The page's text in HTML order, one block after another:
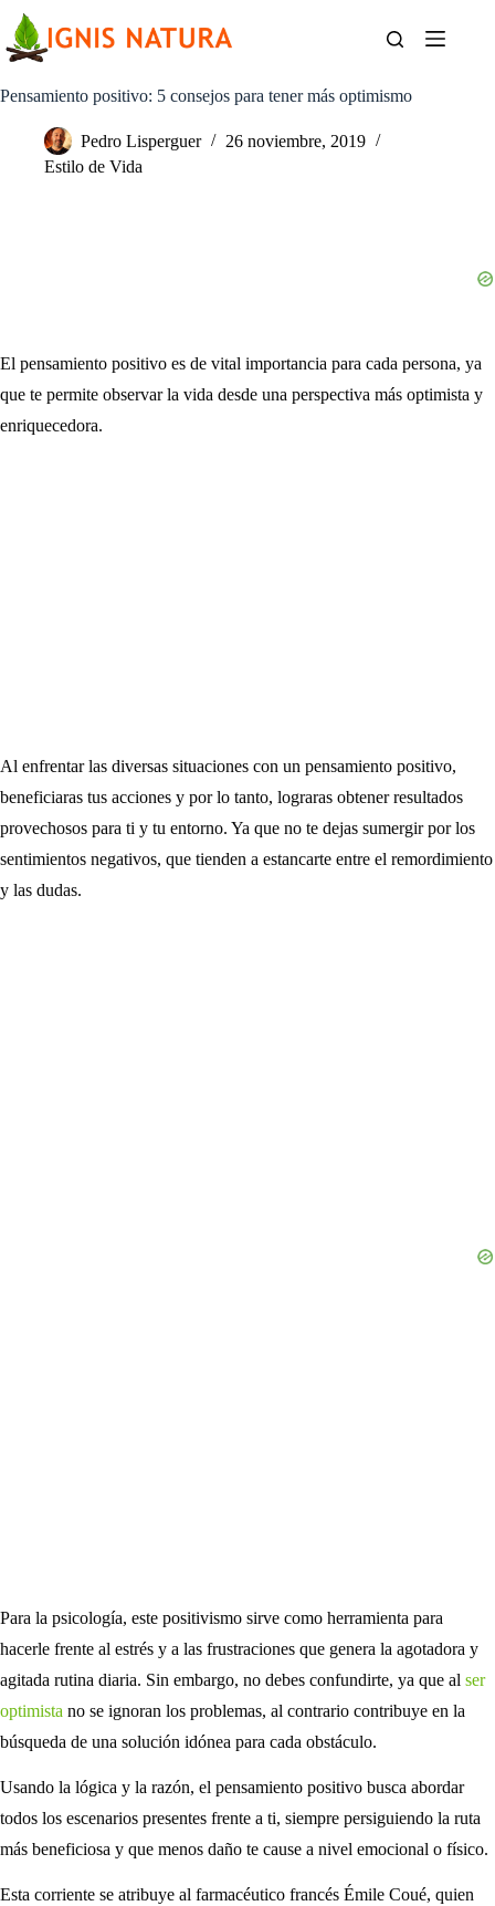
contenido
Pensamiento positivo: 5 consejos para tener más optimismo
Pedro Lisperguer
26 noviembre, 2019
Estilo de Vida
El pensamiento positivo es de vital importancia para cada persona, ya
que te permite observar la vida desde una perspectiva más optimista y
enriquecedora.
Al enfrentar las diversas situaciones con un pensamiento positivo,
beneficiaras tus acciones y por lo tanto, lograras obtener resultados
provechosos para ti y tu entorno. Ya que no te dejas sumergir por los
sentimientos negativos, que tienden a estancarte entre el remordimiento
y las dudas.
Para la psicología, este positivismo sirve como herramienta para
hacerle frente al estrés y a las frustraciones que genera la agotadora y
agitada rutina diaria. Sin embargo, no debes confundirte, ya que al ser
optimista no se ignoran los problemas, al contrario contribuye en la
búsqueda de una solución idónea para cada obstáculo.
Usando la lógica y la razón, el pensamiento positivo busca abordar
todos los escenarios presentes frente a ti, siempre persiguiendo la ruta
más beneficiosa y que menos daño te cause a nivel emocional o físico.
Esta corriente se atribuye al farmacéutico francés Émile Coué, quien